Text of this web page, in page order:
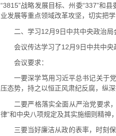
“3815”战略发展目标、州委“337”和
业发展等重点领域改革攻坚，切实把
二、学习12月9日中共中央政治
会议传达学习了12月9日中共中央
会议要求：
一要深学笃用习近平总书记关于
压态势，持之以恒正风肃纪反腐，纵
二要严格落实全面从严治党要求
律”和中央八项规定及其实施细则精神
三要当好廉洁从政的表率，时刻